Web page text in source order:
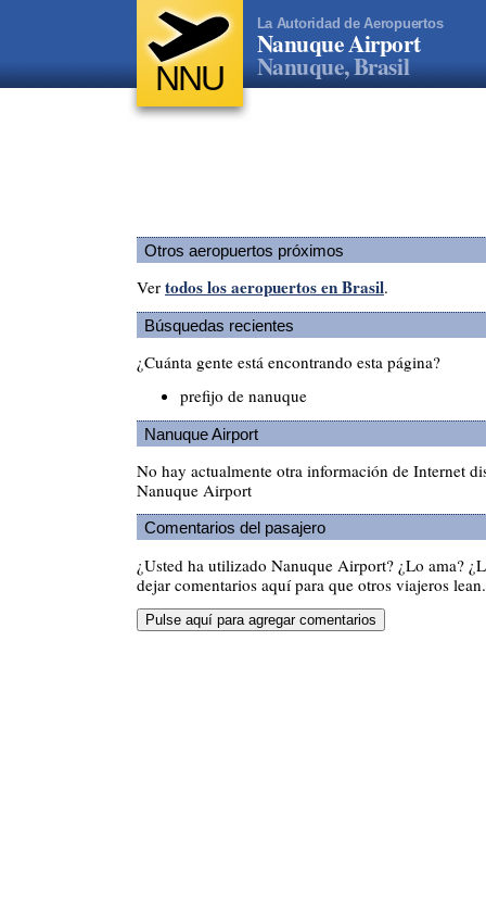
NNU
La Autoridad de Aeropuertos
Nanuque Airport
Nanuque, Brasil
Otros aeropuertos próximos
Ver todos los aeropuertos en Brasil.
Búsquedas recientes
¿Cuánta gente está encontrando esta página?
prefijo de nanuque
Nanuque Airport
No hay actualmente otra información de Internet
Nanuque Airport
Comentarios del pasajero
¿Usted ha utilizado Nanuque Airport? ¿Lo ama?
dejar comentarios aquí para que otros viajeros lean.